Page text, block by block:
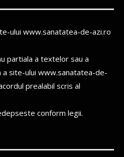
ului www.sanatatea-de-azi.ro
partiala a textelor sau a
a site-ului www.sanatatea-de-
prealabil scris al
conform legii.